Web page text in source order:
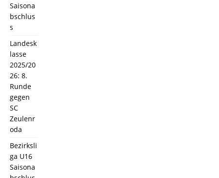
Saisona
bschlus
s
Landesk
lasse
2025/20
26: 8.
Runde
gegen
SC
Zeulenr
oda
Bezirksli
ga U16
Saisona